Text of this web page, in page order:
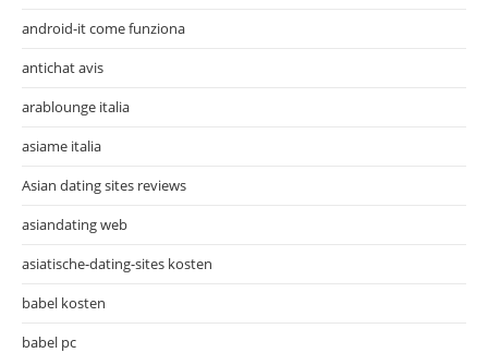
android-it come funziona
antichat avis
arablounge italia
asiame italia
Asian dating sites reviews
asiandating web
asiatische-dating-sites kosten
babel kosten
babel pc